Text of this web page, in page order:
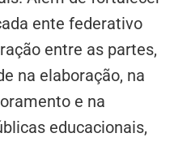
ente federativo
entre as partes,
na elaboração, na
e na
educacionais,